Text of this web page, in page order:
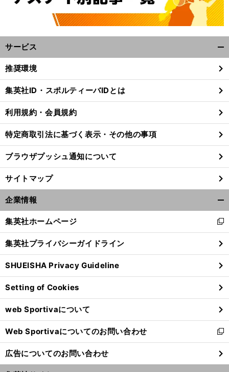
サービス
閉
る
推奨環境
集英社ID・スポルティーバIDとは
利用規約・会員規約
特定商取引法に基づく表示・その他の事項
ブラウザプッシュ通知について
サイトマップ
企業情報
閉
る
集英社ホームページ
新
し
い
ウ
ィ
ン
ド
ウ
で
開
く
集英社プライバシーガイドライン
SHUEISHA Privacy Guideline
Setting of Cookies
web Sportivaについて
Web Sportivaについてのお問い合わせ
新
し
い
ウ
広告についてのお問い合わせ